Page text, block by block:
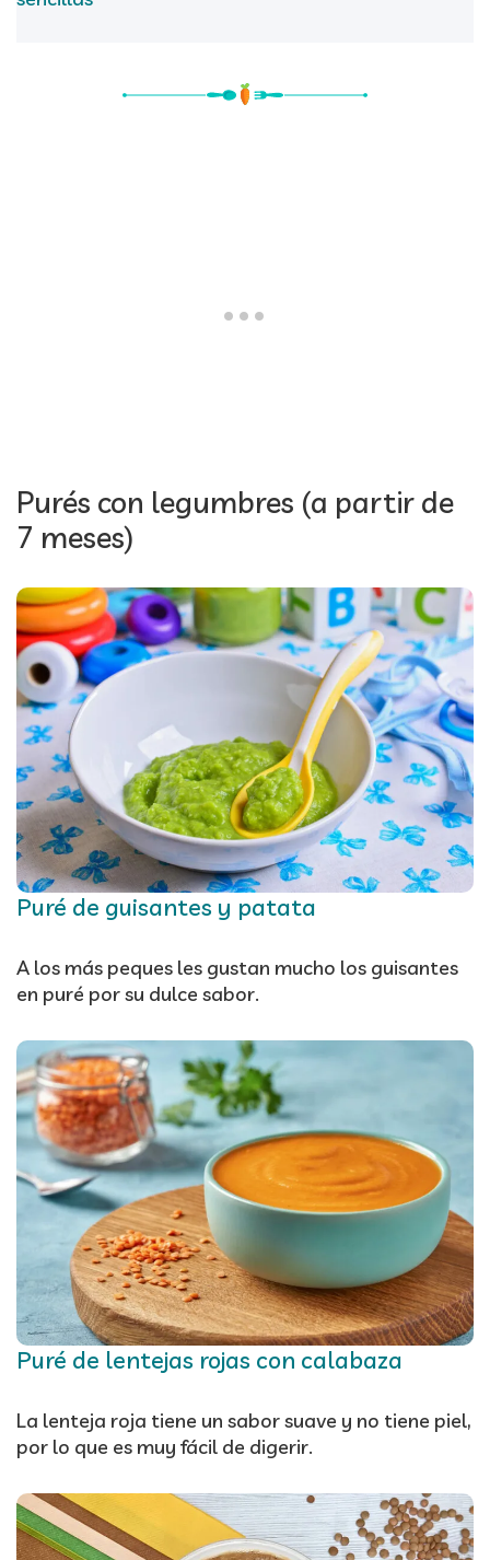
Purés con legumbres (a partir de
7 meses)
Puré de guisantes y patata
A los más peques les gustan mucho los guisantes
en puré por su dulce sabor.
Puré de lentejas rojas con calabaza
La lenteja roja tiene un sabor suave y no tiene piel,
por lo que es muy fácil de digerir.